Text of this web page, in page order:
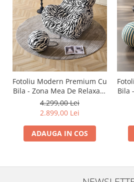
Fotoliu Modern Premium Cu
Bila - Zona Mea De Relaxare
- Zebra
4.299,00 Lei
2.899,00 Lei
ADAUGA IN COS
Bila